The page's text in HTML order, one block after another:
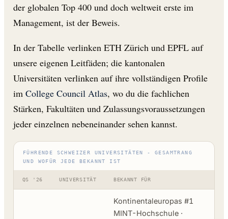
der globalen Top 400 und doch weltweit erste im
Management, ist der Beweis.
In der Tabelle verlinken ETH Zürich und EPFL auf
unsere eigenen Leitfäden; die kantonalen
Universitäten verlinken auf ihre vollständigen Profile
im College Council Atlas, wo du die fachlichen
Stärken, Fakultäten und Zulassungsvoraussetzungen
jeder einzelnen nebeneinander sehen kannst.
FÜHRENDE SCHWEIZER UNIVERSITÄTEN - GESAMTRANG
UND WOFÜR JEDE BEKANNT IST
QS '26 UNIVERSITÄT BEKANNT FÜR
Kontinentaleuropas #1
MINT-Hochschule ·